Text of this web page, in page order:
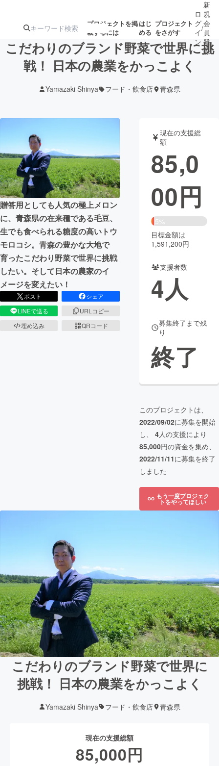
プロジェクトを掲
載するには
はじ
める
プロジェクト
をさがす
ターン
ジェクト
募集終了が近いプ
ロジェクト
されます
音楽
テクノロジー・ガジェット ゲーム・
映像・映画 書籍・雑誌
ビジネス・起業 チャレンジ
まちづくり・地域活性化
CAMPFIRE for Social Good
CAMPFIRE Creation
CAMPFIREふるさと納税
コミュニティ
ロ
グ
イ
ン
/
新
規
会
員
登
録
こだわりのブランド野菜で世界に挑
戦！ 日本の農業をかっこよく
Yamazaki Shinya フード・飲食店 青森県
贈答用としても人気の極上メロン
に、青森県の在来種である毛豆、
生でも食べられる糖度の高いトウ
モロコシ。青森の豊かな大地で
育ったこだわり野菜で世界に挑戦
したい。そして日本の農家のイ
メージを変えたい！
ポスト
シェア
LINEで送る
URLコピー
埋め込み
QRコード
現在の支援総
額
85,0
00円
5%
目標金額は
1,591,200円
支援者数
4人
募集終了まで残
り
終了
このプロジェクトは、
2022/09/02に募集を開始
し、 4人の支援により
85,000円の資金を集め、
2022/11/11に募集を終了
しました
もう一度プロジェク
トをやってほしい
こだわりのブランド野菜で世界に
挑戦！ 日本の農業をかっこよく
Yamazaki Shinya フード・飲食店 青森県
現在の支援総額
85,000円